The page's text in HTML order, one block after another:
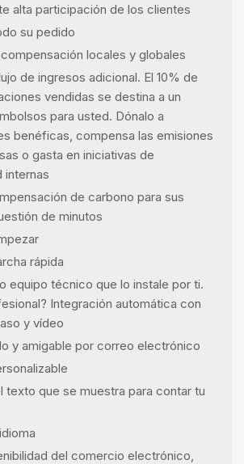
alta participación de los clientes
su pedido
locales y globales
de ingresos adicional. El 10% de
vendidas se destina a un
para usted. Dónalo a
benéficas, compensa las emisiones
o gasta en iniciativas de
internas
de carbono para sus
de minutos
rápida
equipo técnico que lo instale por ti.
Integración automática con
y vídeo
y amigable por correo electrónico
texto que se muestra para contar tu
del comercio electrónico,